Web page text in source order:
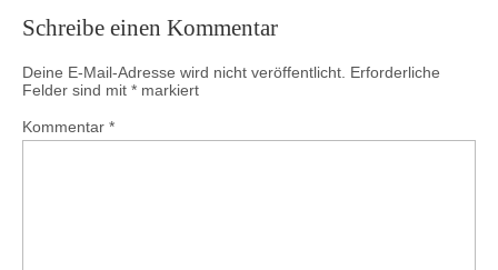
Schreibe einen Kommentar
Deine E-Mail-Adresse wird nicht veröffentlicht. Erforderliche
Felder sind mit * markiert
Kommentar *